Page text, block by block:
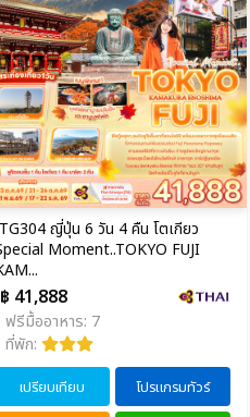
ญี่ปุ่น 6 วัน 4 คืน โตเกียว
Moment..TOKYO FUJI
฿ 41,888
ฟรีมื้ออาหาร: 7
ที่พัก:
เปรียบเทียบ โปรแกรมทัวร์